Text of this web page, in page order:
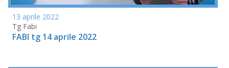
13 aprile 2022
Tg Fabi
FABI tg 14 aprile 2022